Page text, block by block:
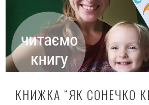
КНИЖКА “ЯК СОНЕЧКО